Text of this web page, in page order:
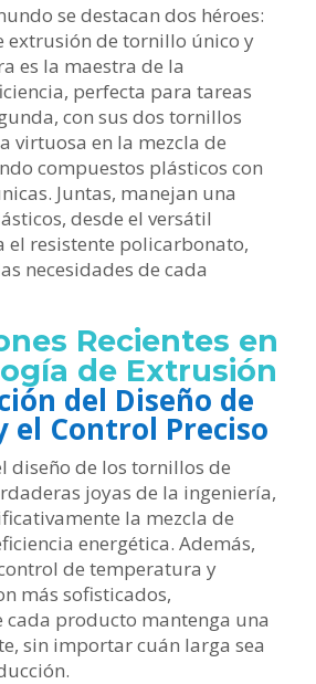
se destacan dos héroes:
extrusión de tornillo único y
es la maestra de la
perfecta para tareas
con sus dos tornillos
virtuosa en la mezcla de
compuestos plásticos con
Juntas, manejan una
desde el versátil
el resistente policarbonato,
necesidades de cada
Recientes en
de Extrusión
del Diseño de
el Control Preciso
diseño de los tornillos de
joyas de la ingeniería,
la mezcla de
energética. Además,
de temperatura y
más sofisticados,
cada producto mantenga una
sin importar cuán larga sea